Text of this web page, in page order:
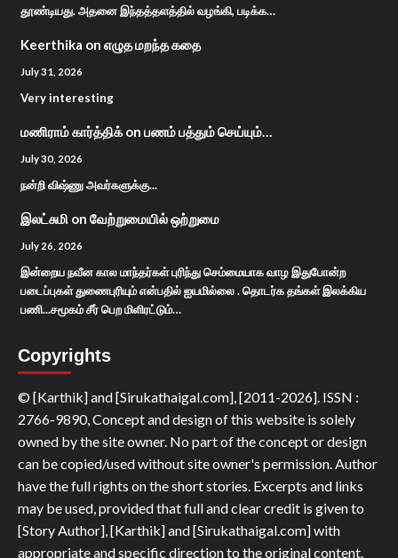
தூண்டியது. அதனை இந்தத்தளத்தில் வழங்கி, படிக்க…
Keerthika on எழுத மறந்த கதை
July 31, 2026
Very interesting
மணிராம் கார்த்திக்on பணம் பத்தும் செய்யும்…
July 30, 2026
நன்றி விஷ்ணு அவர்களுக்கு...
இலட்சுமி on வேற்றுமையில் ஒற்றுமை
July 26, 2026
இன்றைய நவீன கால மாந்தர்கள் புரிந்து செம்மையாக வாழ இதுபோன்ற
படைப்புகள் துணைபுரியும் என்பதில் ஐயமில்லை . தொடர்க தங்கள் இலக்கிய
பணி...சமூகம் சீர் பெற மிளிரட்டும்…
Copyrights
© [Karthik] and [Sirukathaigal.com], [2011-2026]. ISSN :
2766-9890, Concept and design of this website is solely
owned by the site owner. No part of the concept or design
can be copied/used without site owner's permission. Author
have the full rights on the short stories. Excerpts and links
may be used, provided that full and clear credit is given to
[Story Author], [Karthik] and [Sirukathaigal.com] with
appropriate and specific direction to the original content.